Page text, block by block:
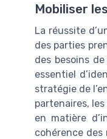
Mobiliser
La réussite
des parties
des besoins
essentiel
stratégie de
partenaires,
en matière
cohérence